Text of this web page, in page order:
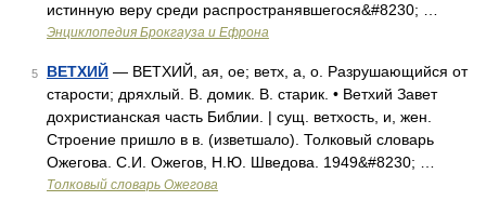
истинную веру среди распространявшегося&#8230; …
Энциклопедия Брокгауза и Ефрона
5 ВЕТХИЙ — ВЕТХИЙ, ая, ое; ветх, а, о. Разрушающийся от
старости; дряхлый. В. домик. В. старик. • Ветхий Завет
дохристианская часть Библии. | сущ. ветхость, и, жен.
Строение пришло в в. (изветшало). Толковый словарь
Ожегова. С.И. Ожегов, Н.Ю. Шведова. 1949&#8230; …
Толковый словарь Ожегова